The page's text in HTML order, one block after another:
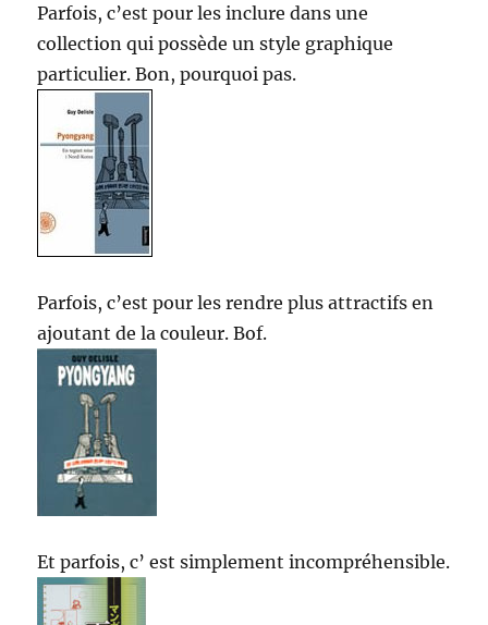
Parfois, c’est pour les inclure dans une
collection qui possède un style graphique
particulier. Bon, pourquoi pas.
Parfois, c’est pour les rendre plus attractifs en
ajoutant de la couleur. Bof.
Et parfois, c’ est simplement incompréhensible.